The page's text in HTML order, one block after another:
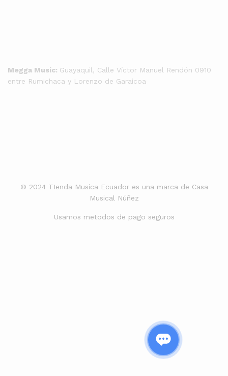
Megga Music: Guayaquil, Calle Víctor Manuel Rendón 0910
entre Rumichaca y Lorenzo de Garaicoa
© 2024 TIenda Musica Ecuador es una marca de Casa
Musical Núñez
Usamos metodos de pago seguros